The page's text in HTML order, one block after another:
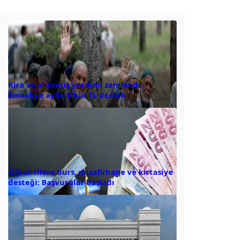
Kira ve alışveriş yardımı zamlandı:
Emekliye aylık 8 bin TL destek
Öğrencilere burs, misafirhane ve kırtasiye
desteği: Başvurular başladı